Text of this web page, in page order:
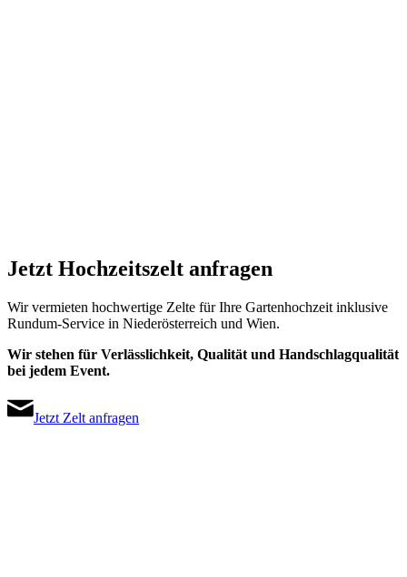
Jetzt Hochzeitszelt anfragen
Wir vermieten hochwertige Zelte für Ihre Gartenhochzeit inklusive
Rundum-Service in Niederösterreich und Wien.
Wir stehen für Verlässlichkeit, Qualität und Handschlagqualität
bei jedem Event.
Jetzt Zelt anfragen